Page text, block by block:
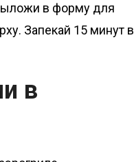
в форму для
Запекай 15 минут в
в